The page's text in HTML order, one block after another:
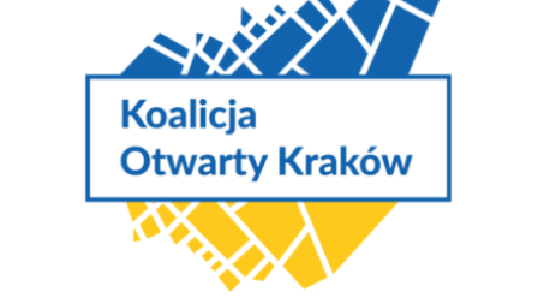
w wyniku rosyjskiej agresji zależy przyszłość
Europy, a pewnie i świata. Gdyby Ukraina uległa,
wojska Putina rozlałyby się po całym obszarze
kontrolowanym kiedyś przez Związek Sowiecki.